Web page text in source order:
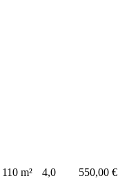
110 m² 4,0 550,00 €